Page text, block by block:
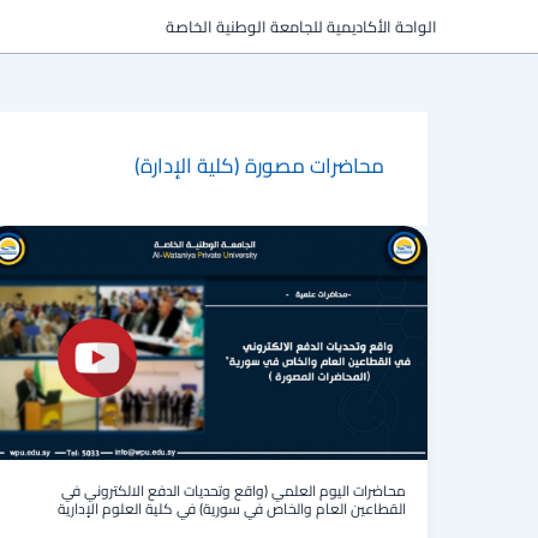
المحتوى
الواحة الأكاديمية للجامعة الوطنية الخاصة
محاضرات مصورة (كلية الإدارة)
محاضرات اليوم العلمي (واقع وتحديات الدفع الالكتروني في
القطاعين العام والخاص في سورية) في كلية العلوم الإدارية
محاضرات
اليوم
العلمي
(واقع
الدفع
الالكتروني
والخاص
في
سورية)